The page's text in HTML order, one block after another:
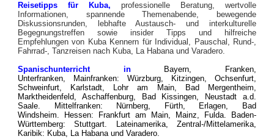
Reisetipps für Kuba, professionelle
Beratung, wertvolle
Informationen, spannende Themenabende, bewegende
Diskussionsrunden, lebhafte Austausch- und interkulturelle
Begegnungstreffen sowie insider Tipps und hilfreiche
Empfehlungen von Kuba Kennern für Individual, Pauschal, Rund-,
Fahrrad-, Tanzreisen nach Kuba, La Habana und Varadero.
Spanischunterricht in
Bayern, Franken,
Unterfranken,
Mainfranken: Würzburg, Kitzingen, Ochsenfurt,
Schweinfurt, Karlstadt, Lohr am Main, Bad Mergentheim,
Marktheidenfeld, Aschaffenburg, Bad Kissingen, Neustadt a.d.
Saale.
Mittelfranken: Nürnberg, Fürth, Erlagen, Bad
Windsheim.
Hessen: Frankfurt am Main, Mainz, Fulda.
Baden-
Württemberg: Stuttgart.
Lateinamerika, Zentral-/Mittelamerika,
Karibik: Kuba, La Habana und Varadero.